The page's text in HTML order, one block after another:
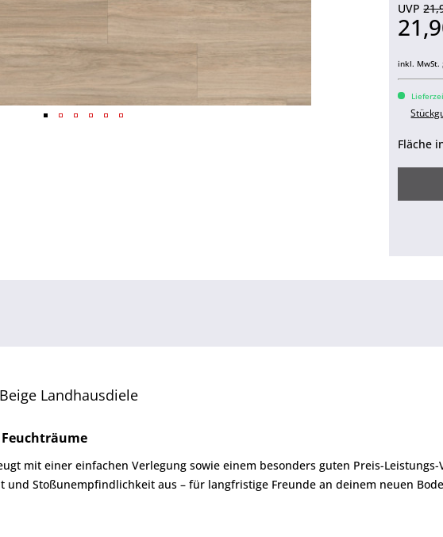
UVP
inkl. MwSt.
Fläche
Landhausdiele
mit einer einfachen Verlegung sowie einem besonders guten Preis-
Stoßunempfindlichkeit aus – für langfristige Freunde an deinem neuen